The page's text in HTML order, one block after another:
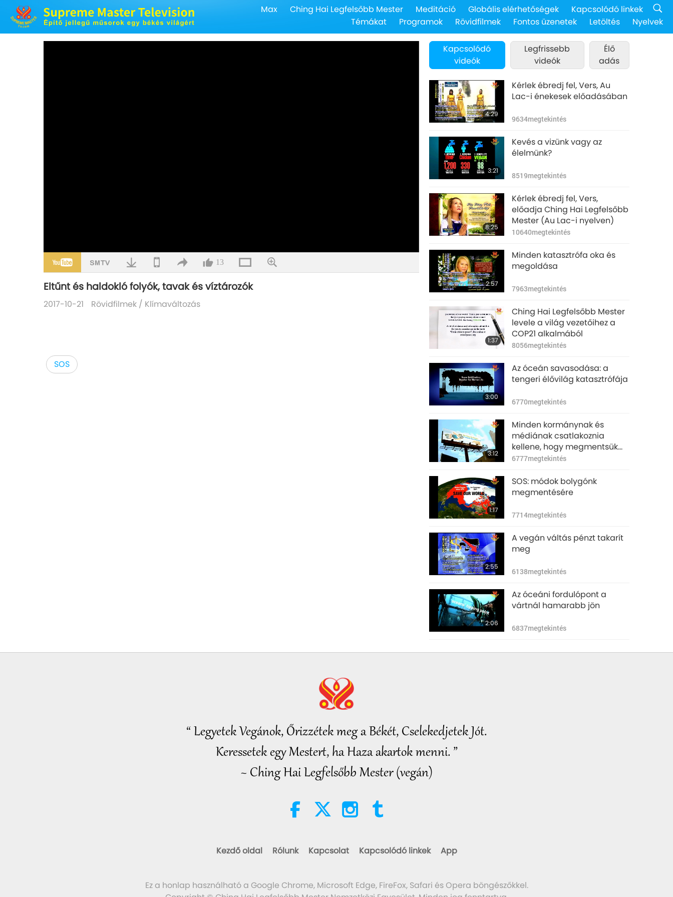
Max Ching Hai Legfelsőbb Mester Meditáció Globális elérhetőségek
Kapcsolódó linkek
Témákat
Programok Rövidfilmek Fontos üzenetek Letöltés Nyelvek
13
Eltűnt és haldokló folyók, tavak és víztározók
2017-10-21 Rövidfilmek / Klímaváltozás
SOS
Kapcsolódó
videók
Legfrissebb
videók
Élő
adás
4:29
Kérlek ébredj fel, Vers, Au
Lac-i énekesek előadásában
9634megtekintés
3:21
Kevés a vizünk vagy az
élelmünk?
8519megtekintés
8:25
Kérlek ébredj fel, Vers,
előadja Ching Hai Legfelsőbb
Mester (Au Lac-i nyelven)
10640megtekintés
2:57
Minden katasztrófa oka és
megoldása
7963megtekintés
1:37
Ching Hai Legfelsőbb Mester
levele a világ vezetőihez a
COP21 alkalmából
8056megtekintés
3:00
Az óceán savasodása: a
tengeri élővilág katasztrófája
6770megtekintés
3:12
Minden kormánynak és
médiának csatlakoznia
kellene, hogy megmentsük
bolygónkat
6777megtekintés
1:17
SOS: módok bolygónk
megmentésére
7714megtekintés
2:55
A vegán váltás pénzt takarít
meg
6138megtekintés
2:06
Az óceáni fordulópont a
vártnál hamarabb jön
6837megtekintés
“ Legyetek Vegánok, Őrizzétek meg a Békét, Cselekedjetek Jót.
Keressetek egy Mestert, ha Haza akartok menni. ”
~ Ching Hai Legfelsőbb Mester (vegán)
Kezdő oldal Rólunk Kapcsolat Kapcsolódó linkek App
Ez a honlap használható a Google Chrome, Microsoft Edge, FireFox, Safari és Opera böngészőkkel.